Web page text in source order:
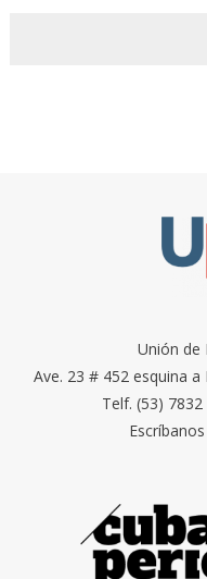
Unión de
Ave. 23 # 452 esquina a
Telf. (53)